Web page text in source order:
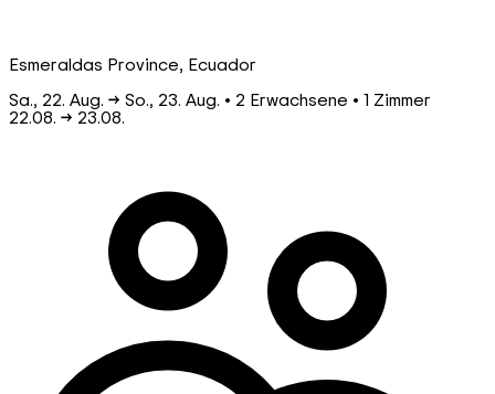
Esmeraldas Province, Ecuador
Sa., 22. Aug. → So., 23. Aug. • 2 Erwachsene • 1 Zimmer
22.08. → 23.08.